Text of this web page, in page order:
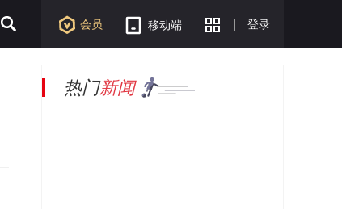
会员 移动端 登录
热门新闻